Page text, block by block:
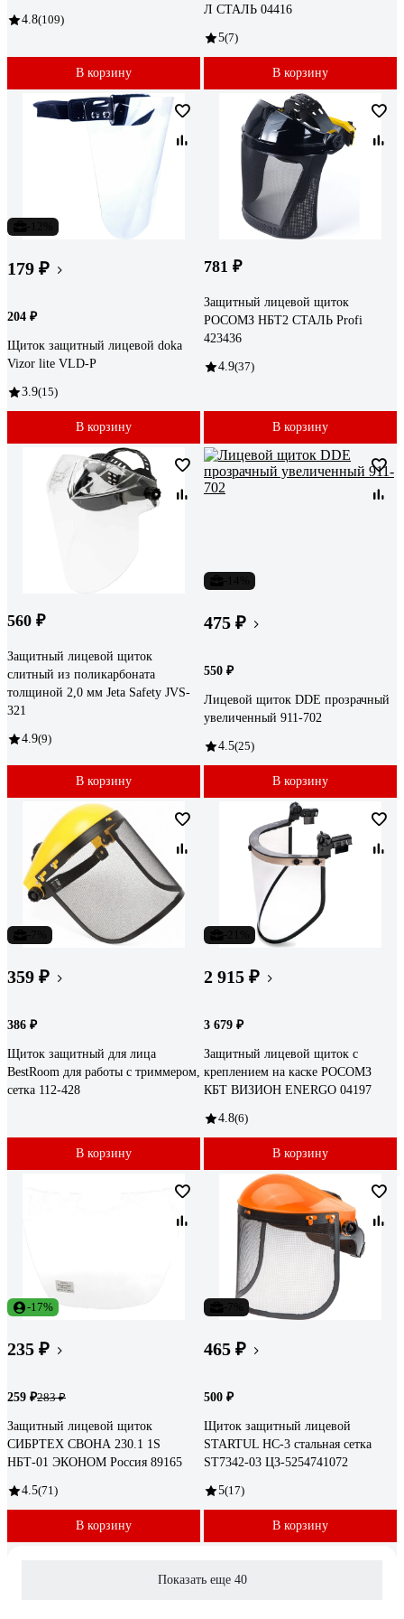
4.8(109)
В корзину
Л СТАЛЬ 04416
5(7)
В корзину
179 ₽
204 ₽
Щиток защитный лицевой doka
Vizor lite VLD-P
3.9(15)
В корзину
781 ₽
Защитный лицевой щиток
РОСОМЗ НБТ2 СТАЛЬ Profi
423436
4.9(37)
В корзину
560 ₽
Защитный лицевой щиток
слитный из поликарбоната
толщиной 2,0 мм Jeta Safety JVS-
321
4.9(9)
В корзину
475 ₽
550 ₽
Лицевой щиток DDE прозрачный
увеличенный 911-702
4.5(25)
В корзину
359 ₽
386 ₽
Щиток защитный для лица
BestRoom для работы с триммером,
сетка 112-428
В корзину
2 915 ₽
3 679 ₽
Защитный лицевой щиток с
креплением на каске РОСОМЗ
КБТ ВИЗИОН ENERGO 04197
4.8(6)
В корзину
-17%
235 ₽
259 ₽283 ₽
Защитный лицевой щиток
СИБРТЕХ СВОНА 230.1 1S
НБТ-01 ЭКОНОМ Россия 89165
4.5(71)
В корзину
465 ₽
500 ₽
Щиток защитный лицевой
STARTUL НС-3 стальная сетка
ST7342-03 ЦЗ-5254741072
5(17)
В корзину
Показать еще 40